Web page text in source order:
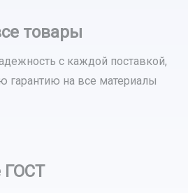
товары
с каждой поставкой,
гарантию на все материалы
ГОСТ